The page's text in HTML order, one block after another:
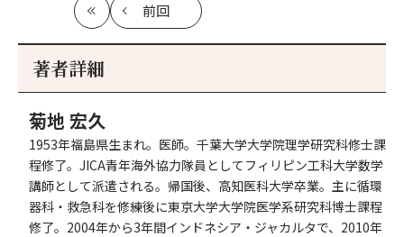
最
初
前回
記
著者詳細
菊地 宏久
1953年福島県生まれ。医師。千葉大学大学院理学研究科修士課
程修了。JICA青年海外協力隊員としてフィリピン工科大学数学
講師として派遣される。帰国後、高知医科大学卒業。主に循環
器科・救急科を修練後に東京大学大学院医学系研究科博士課程
修了。2004年から3年間インドネシア・ジャカルタで、2010年